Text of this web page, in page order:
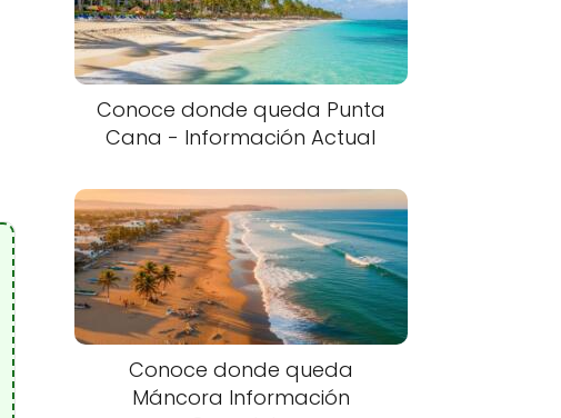
Conoce donde queda Punta
Cana - Información Actual
Conoce donde queda
Máncora Información